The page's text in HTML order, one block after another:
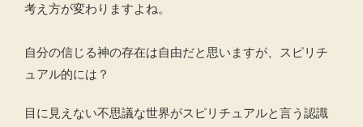
考え方が変わりますよね。
自分の信じる神の存在は自由だと思いますが、スピリチ
ュアル的には？
目に見えない不思議な世界がスピリチュアルと言う認識